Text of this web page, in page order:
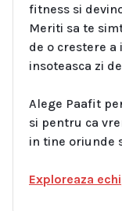
fitness si
Meriti sa te
de o crestere
insoteasca zi
Alege Paafit
si pentru ca
in tine oriunde
Exploreaza